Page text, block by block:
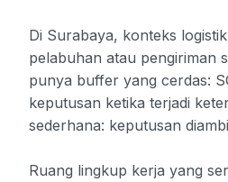
Di Surabaya, konteks
pelabuhan atau pengiriman
punya buffer yang cerdas:
keputusan ketika terjadi
sederhana: keputusan
Ruang lingkup kerja yang